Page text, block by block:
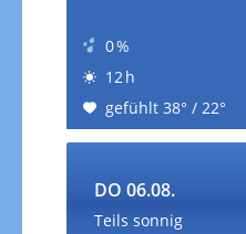
0 %
12 h
gefühlt 38° / 22°
DO 06.08.
Teils sonnig